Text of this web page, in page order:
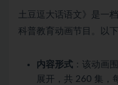
土豆逗大话语文》是一
科普教育动画节目。以
内容形式 ：该动画
展开，共 260 集，